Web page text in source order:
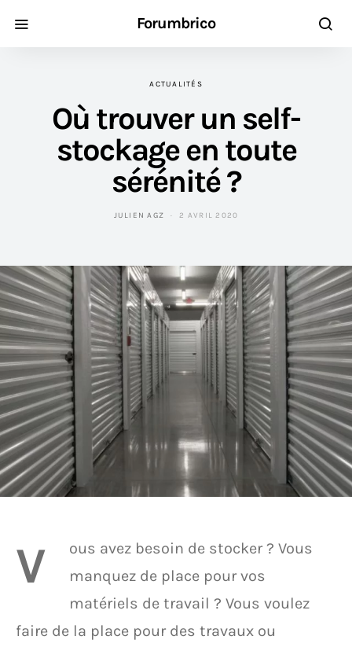
Forumbrico
ACTUALITÉS
Où trouver un self-
stockage en toute
sérénité ?
JULIEN AGZ 2 AVRIL 2020
V
ous avez besoin de stocker ? Vous
manquez de place pour vos
matériels de travail ? Vous voulez
faire de la place pour des travaux ou